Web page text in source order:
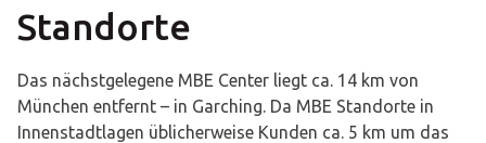
Standorte
Das nächstgelegene MBE Center liegt ca. 14 km von
München entfernt – in Garching. Da MBE Standorte in
Innenstadtlagen üblicherweise Kunden ca. 5 km um das